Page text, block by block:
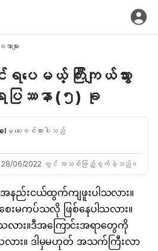
များ
ေမယ့် ကြီးကျယ်သွား
းပြဿနာ (၅) ခု
မှ ဆေးစစ်ထားပါသည်
28/06/2022 တွင် အသစ်ဖြည့်စွက်ခဲ့သည်။
ည်းငယ်ထွက်ကျဖူးပါသလား။
မကပ်သလို ဖြစ်နေပါသလား။
လား။ဒီအကြောင်းအရာတွေကို
သလား။ ဒါမှမဟုတ် အသက်ကြီးလာ